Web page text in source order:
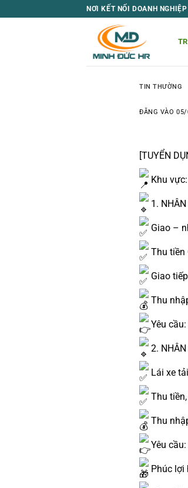
qua
NƠI KẾT NỐI DOANH
TIN THƯỜNG
ĐĂNG VÀO05/
[TUYỂN
Khu
1.
Giao –
Thu tiền
Giao
Thu
Yêu
2.
Lái xe
Thu
Thu
Yêu
Phúc lợi